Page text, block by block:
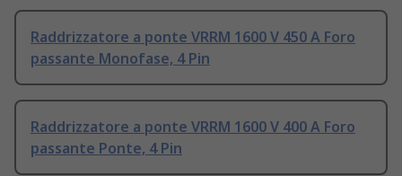
Raddrizzatore a ponte VRRM 1600 V 450 A Foro
passante Monofase, 4 Pin
Raddrizzatore a ponte VRRM 1600 V 400 A Foro
passante Ponte, 4 Pin